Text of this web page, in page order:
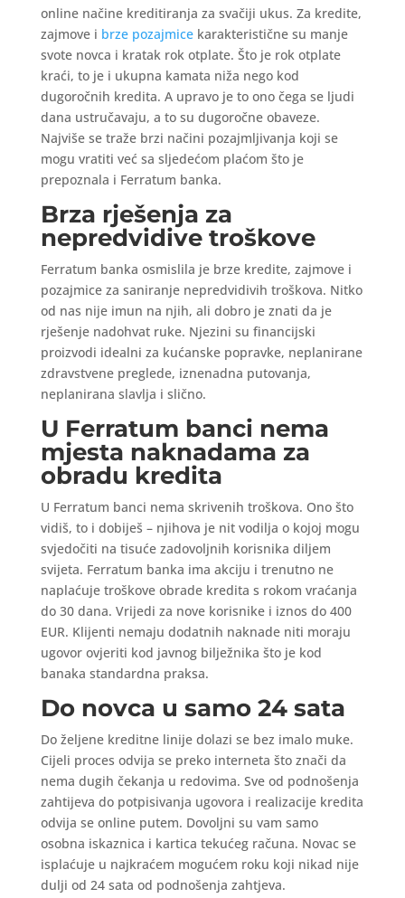
online načine kreditiranja za svačiji ukus. Za kredite,
zajmove i brze pozajmicekarakteristične su manje
svote novca i kratak rok otplate. Što je rok otplate
kraći, to je i ukupna kamata niža nego kod
dugoročnih kredita. A upravo je to ono čega se ljudi
dana ustručavaju, a to su dugoročne obaveze.
Najviše se traže brzi načini pozajmljivanja koji se
mogu vratiti već sa sljedećom plaćom što je
prepoznala i Ferratum banka.
Brza rješenja za
nepredvidive troškove
Ferratum banka osmislila je brze kredite, zajmove i
pozajmice za saniranje nepredvidivih troškova. Nitko
od nas nije imun na njih, ali dobro je znati da je
rješenje nadohvat ruke. Njezini su financijski
proizvodi idealni za kućanske popravke, neplanirane
zdravstvene preglede, iznenadna putovanja,
neplanirana slavlja i slično.
U Ferratum banci nema
mjesta naknadama za
obradu kredita
U Ferratum banci nema skrivenih troškova. Ono što
vidiš, to i dobiješ – njihova je nit vodilja o kojoj mogu
svjedočiti na tisuće zadovoljnih korisnika diljem
svijeta. Ferratum banka ima akciju i trenutno ne
naplaćuje troškove obrade kredita s rokom vraćanja
do 30 dana. Vrijedi za nove korisnike i iznos do 400
EUR. Klijenti nemaju dodatnih naknade niti moraju
ugovor ovjeriti kod javnog bilježnika što je kod
banaka standardna praksa.
Do novca u samo 24 sata
Do željene kreditne linije dolazi se bez imalo muke.
Cijeli proces odvija se preko interneta što znači da
nema dugih čekanja u redovima. Sve od podnošenja
zahtijeva do potpisivanja ugovora i realizacije kredita
odvija se online putem. Dovoljni su vam samo
osobna iskaznica i kartica tekućeg računa. Novac se
isplaćuje u najkraćem mogućem roku koji nikad nije
dulji od 24 sata od podnošenja zahtjeva.